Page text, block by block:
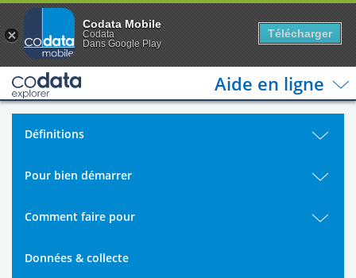
Aide en ligne
Définitions
Pour bien démarrer
Comment faire pour
Données & collecte
Codata Mobile
Codata
Dans Google Play
Télécharger